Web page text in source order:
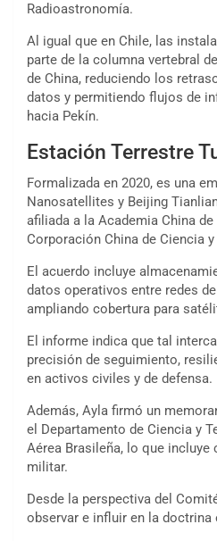
Radioastronomía.
Al igual que en Chile, las
parte de la columna vertebral
de China, reduciendo los
datos y permitiendo flujos de
hacia Pekín.
Estación Terrestre
Formalizada en 2020, es una
Nanosatellites y Beijing
afiliada a la Academia China
Corporación China de Ciencia
El acuerdo incluye
datos operativos entre redes
ampliando cobertura para
El informe indica que tal
precisión de seguimiento,
en activos civiles y de defensa.
Además, Ayla firmó un
el Departamento de Ciencia y
Aérea Brasileña, lo que incluye
militar.
Desde la perspectiva del
observar e influir en la